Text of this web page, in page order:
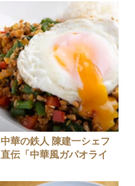
中華の鉄人 陳建一シェフ
直伝「中華風ガパオライ